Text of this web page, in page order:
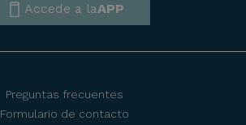
Accede a laAPP
Preguntas frecuentes
Formulario de contacto